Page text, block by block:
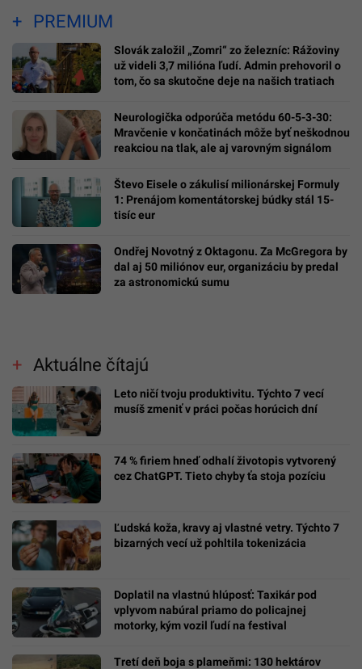
PREMIUM
Slovák založil „Zomri“ zo železníc: Rážoviny
už videli 3,7 milióna ľudí. Admin prehovoril o
tom, čo sa skutočne deje na našich tratiach
Neurologička odporúča metódu 60-5-3-30:
Mravčenie v končatinách môže byť neškodnou
reakciou na tlak, ale aj varovným signálom
Števo Eisele o zákulisí milionárskej Formuly
1: Prenájom komentátorskej búdky stál 15-
tisíc eur
Ondřej Novotný z Oktagonu. Za McGregora by
dal aj 50 miliónov eur, organizáciu by predal
za astronomickú sumu
Aktuálne čítajú
Leto ničí tvoju produktivitu. Týchto 7 vecí
musíš zmeniť v práci počas horúcich dní
74 % firiem hneď odhalí životopis vytvorený
cez ChatGPT. Tieto chyby ťa stoja pozíciu
Ľudská koža, kravy aj vlastné vetry. Týchto 7
bizarných vecí už pohltila tokenizácia
Doplatil na vlastnú hlúposť: Taxikár pod
vplyvom nabúral priamo do policajnej
motorky, kým vozil ľudí na festival
Tretí deň boja s plameňmi: 130 hektárov